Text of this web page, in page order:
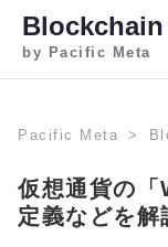
by Pacific Meta
Pacific Meta
仮想通貨の
定義などを解